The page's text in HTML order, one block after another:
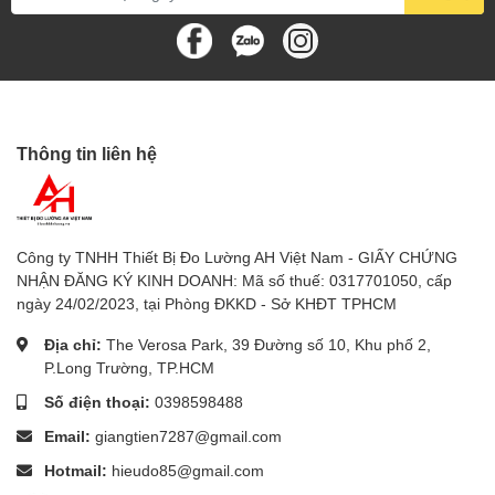
tư vấn sản phẩm thích hợp với nhu cầu công việc.
Chúng tôi luôn sẵn sàng giải đáp mọi thắc mắc và phản hồi
của bạn sau khi sử dụng sản phẩm.
Nhanh tay đặt hàng để nhận được nhiều ưu đãi hấp dẫn!
sieuthidoluong.vn cung cấp đồng hồ đo vạn năng, đồng hồ
đo vom Fluke, Victor, Apech, Wellink chính hãng giá rẻ nhất
thị trường. Giao hàng ngay. Bảo hành 12 tháng, 1 đổi 1
trong vòng 1 tuần.
Thông tin liên hệ
Công ty TNHH Thiết Bị Đo Lường AH Việt Nam - GIẤY CHỨNG
NHẬN ĐĂNG KÝ KINH DOANH: Mã số thuế: 0317701050, cấp
ngày 24/02/2023, tại Phòng ĐKKD - Sở KHĐT TPHCM
Địa chỉ: The Verosa Park, 39 Đường số 10, Khu phố 2,
P.Long Trường, TP.HCM
Số điện thoại: 0398598488
Email: giangtien7287@gmail.com
Hotmail: hieudo85@gmail.com